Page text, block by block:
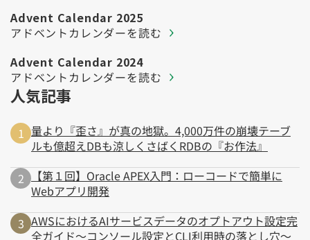
Advent Calendar 2025
アドベントカレンダーを読む
Advent Calendar 2024
アドベントカレンダーを読む
人気記事
量より『歪さ』が真の地獄。4,000万件の崩壊テーブ
ルも億超えDBも涼しくさばくRDBの『お作法』
【第１回】Oracle APEX入門：ローコードで簡単に
Webアプリ開発
AWSにおけるAIサービスデータのオプトアウト設定完
全ガイド～コンソール設定とCLI利用時の落とし穴～